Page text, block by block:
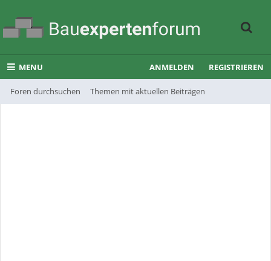
MENU
Foren durchsuchen Themen mit aktuellen Beiträgen
ANMELDEN REGISTRIEREN